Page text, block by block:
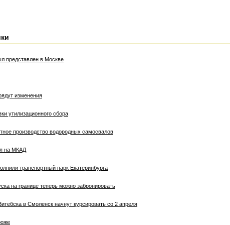
представлен в Москве
изменения
утилизационного сбора
производство водородных самосвалов
на МКАД
транспортный парк Екатеринбурга
на границе теперь можно забронировать
в Смоленск начнут курсировать со 2 апреля